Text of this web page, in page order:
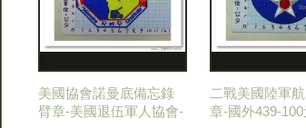
美國協會諾曼底備忘錄
臂章-美國退伍軍人協會-
二戰美國陸軍
章-國外439-100